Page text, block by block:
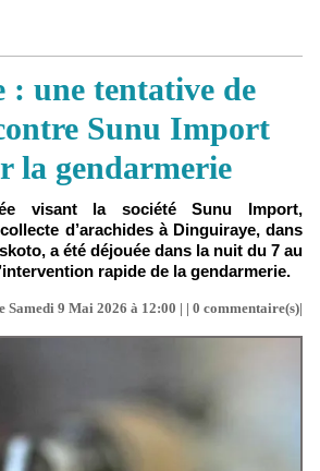
: une tentative de
Sunu Import
la gendarmerie
visant la société Sunu Import,
d’arachides à Dinguiraye, dans
a été déjouée dans la nuit du 7 au
rapide de la gendarmerie.
Samedi 9 Mai 2026 à 12:00 | | 0 commentaire(s)|